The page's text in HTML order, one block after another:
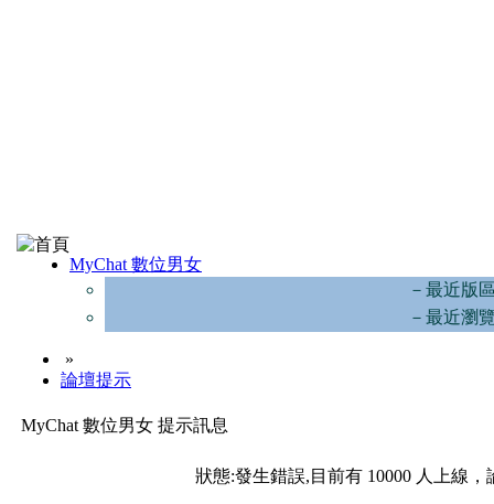
MyChat 數位男女
－最近版
－最近瀏
»
論壇提示
MyChat 數位男女 提示訊息
狀態:發生錯誤,目前有 10000 人上線